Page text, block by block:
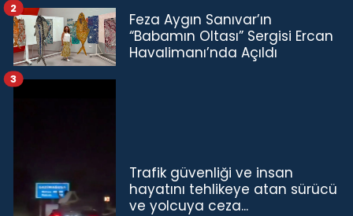
Feza Aygın Sanıvar’ın
“Babamın Oltası” Sergisi Ercan
Havalimanı’nda Açıldı
2
Trafik güvenliği ve insan
hayatını tehlikeye atan sürücü
ve yolcuya ceza...
3